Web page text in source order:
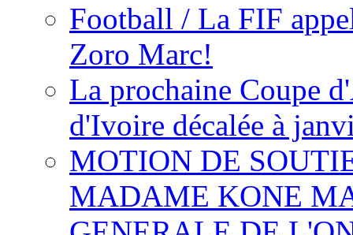
Football / La FIF
Zoro Marc!
La prochaine Coupe
d'Ivoire décalée à
MOTION DE
MADAME KONE